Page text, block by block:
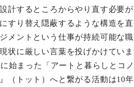
計するところからやり直す必要
すり替え隠蔽するような構造を
メントという仕事が持続可能な
状に厳しい言葉を投げかけていま
まった「アートと暮らしとコ
（トット）へと繋がる活動は10